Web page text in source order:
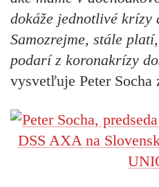
dokáže jednotlivé krízy
Samozrejme, stále
podarí z koronakrízy
vysvetľuje Peter